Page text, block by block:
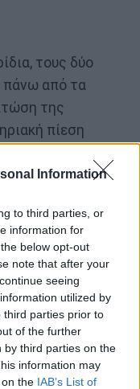
Information
to third parties, or
information for
below opt-out
note that after your
seeing
utilized by
third parties prior to
of the further
by third parties on the
information may
the IAB’s List of
τους δύο
πάνω από τα
της
πίεση
καθώς η
τηςαναιμίας
Μαζί με το αίμα
αποτέλεσμα την